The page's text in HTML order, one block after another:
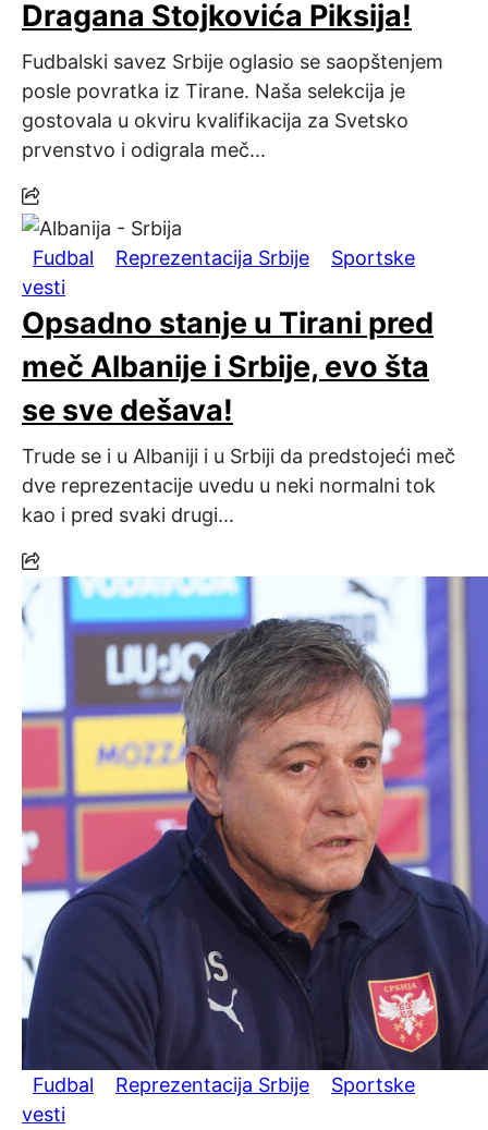
Dragana Stojkovića Piksija!
Fudbalski savez Srbije oglasio se saopštenjem
posle povratka iz Tirane. Naša selekcija je
gostovala u okviru kvalifikacija za Svetsko
prvenstvo i odigrala meč...
Fudbal Reprezentacija Srbije
Sportske
vesti
Opsadno stanje u Tirani pred
meč Albanije i Srbije, evo šta
se sve dešava!
Trude se i u Albaniji i u Srbiji da predstojeći meč
dve reprezentacije uvedu u neki normalni tok
kao i pred svaki drugi...
Fudbal Reprezentacija Srbije
Sportske
vesti